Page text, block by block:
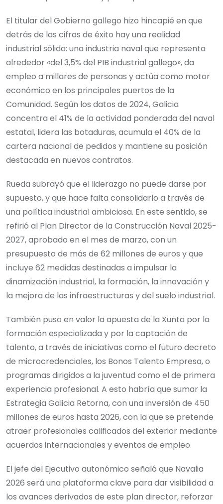
El titular del Gobierno gallego hizo hincapié en que
detrás de las cifras de éxito hay una realidad
industrial sólida: una industria naval que representa
alrededor «del 3,5% del PIB industrial gallego», da
empleo a millares de personas y actúa como motor
económico en los principales puertos de la
Comunidad. Según los datos de 2024, Galicia
concentra el 41% de la actividad ponderada del naval
estatal, lidera las botaduras, acumula el 40% de la
cartera nacional de pedidos y mantiene su posición
destacada en nuevos contratos.
Rueda subrayó que el liderazgo no puede darse por
supuesto, y que hace falta consolidarlo a través de
una política industrial ambiciosa. En este sentido, se
refirió al Plan Director de la Construcción Naval 2025-
2027, aprobado en el mes de marzo, con un
presupuesto de más de 62 millones de euros y que
incluye 62 medidas destinadas a impulsar la
dinamización industrial, la formación, la innovación y
la mejora de las infraestructuras y del suelo industrial.
También puso en valor la apuesta de la Xunta por la
formación especializada y por la captación de
talento, a través de iniciativas como el futuro decreto
de microcredenciales, los Bonos Talento Empresa, o
programas dirigidos a la juventud como el de primera
experiencia profesional. A esto habría que sumar la
Estrategia Galicia Retorna, con una inversión de 450
millones de euros hasta 2026, con la que se pretende
atraer profesionales calificados del exterior mediante
acuerdos internacionales y eventos de empleo.
El jefe del Ejecutivo autonómico señaló que Navalia
2026 será una plataforma clave para dar visibilidad a
los avances derivados de este plan director, reforzar